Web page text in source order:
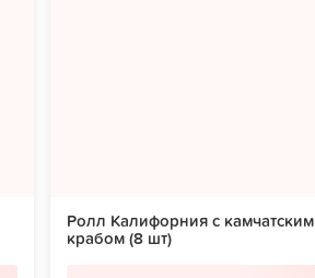
Ролл Калифорния с камчатским
крабом (8 шт)